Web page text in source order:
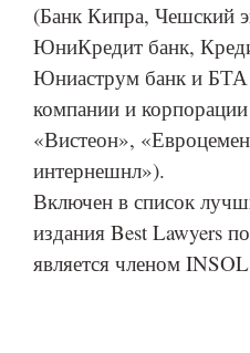
(Банк Кипра, Чешский
ЮниКредит банк,
Юниаструм банк и БТА
компании и
«Вистеон»,
интернешнл»).
Включен в список
издания Best Lawyers
является членом